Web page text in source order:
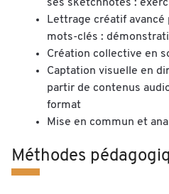
ses sketchnotes :
Lettrage créatif
mots-clés :
Création collective en
Captation visuelle en
partir de contenus
format
Mise en commun et
Méthodes